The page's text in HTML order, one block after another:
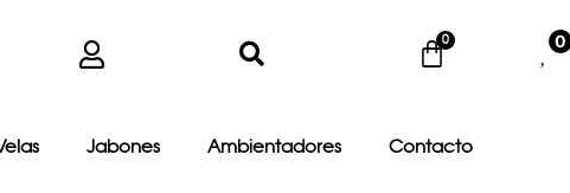
0
Jabones Ambientadores Contacto